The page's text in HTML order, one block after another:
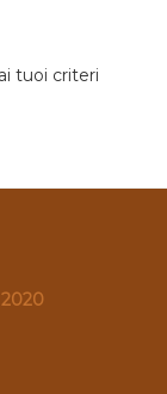
tuoi criteri